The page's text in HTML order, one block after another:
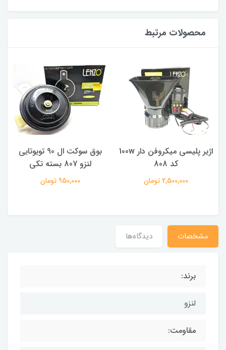
محصولات مرتبط
اژیر پلیسی میکروفن دار 100w
کد 808
2,500,000 تومان
بوق سوکت ال 90 تویوتایی
لنزو 807 بسته تکی
950,000 تومان
مشخصات دیدگاه‌ها
برند:
لنزو
مقاومت: